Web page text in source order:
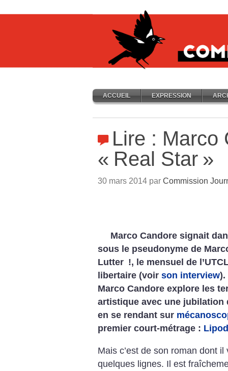
ACCUEIL EXPRESSION
Lire : Marco
« Real Star »
30 mars 2014 par Commission
Marco Candore signait
sous le pseudonyme de
Lutter !, le mensuel de
libertaire (voir son interview).
Marco Candore explore les
artistique avec une jubilation
en se rendant sur
premier court-métrage :
Mais c’est de son roman dont
quelques lignes. Il est